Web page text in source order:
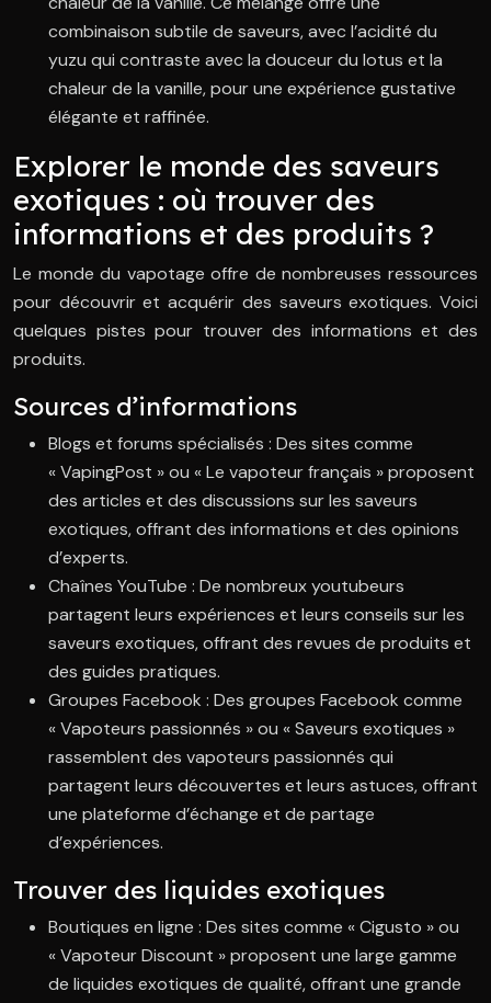
combinaison subtile de saveurs, avec l’acidité du
yuzu qui contraste avec la douceur du lotus et la
chaleur de la vanille, pour une expérience gustative
élégante et raffinée.
Explorer le monde des saveurs
exotiques : où trouver des
informations et des produits ?
Le monde du vapotage offre de nombreuses ressources
pour découvrir et acquérir des saveurs exotiques. Voici
quelques pistes pour trouver des informations et des
produits.
Sources d’informations
Blogs et forums spécialisés : Des sites comme
« VapingPost » ou « Le vapoteur français » proposent
des articles et des discussions sur les saveurs
exotiques, offrant des informations et des opinions
d’experts.
Chaînes YouTube : De nombreux youtubeurs
partagent leurs expériences et leurs conseils sur les
saveurs exotiques, offrant des revues de produits et
des guides pratiques.
Groupes Facebook : Des groupes Facebook comme
« Vapoteurs passionnés » ou « Saveurs exotiques »
rassemblent des vapoteurs passionnés qui
partagent leurs découvertes et leurs astuces, offrant
une plateforme d’échange et de partage
d’expériences.
Trouver des liquides exotiques
Boutiques en ligne : Des sites comme « Cigusto » ou
« Vapoteur Discount » proposent une large gamme
de liquides exotiques de qualité, offrant une grande